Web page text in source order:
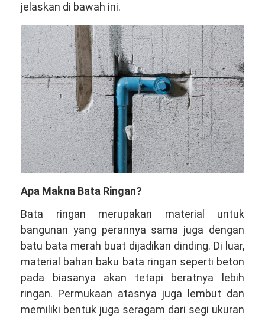
jelaskan di bawah ini.
Apa Makna Bata Ringan?
Bata ringan merupakan material untuk
bangunan yang perannya sama juga dengan
batu bata merah buat dijadikan dinding. Di luar,
material bahan baku bata ringan seperti beton
pada biasanya akan tetapi beratnya lebih
ringan. Permukaan atasnya juga lembut dan
memiliki bentuk juga seragam dari segi ukuran